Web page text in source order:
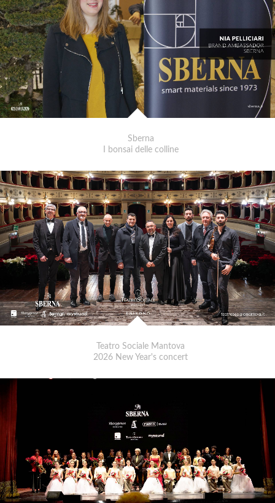
Sberna
I bonsai delle colline
Teatro Sociale Mantova
2026 New Year's concert